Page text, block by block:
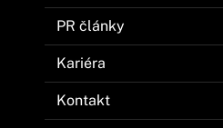
PR články
Kariéra
Kontakt